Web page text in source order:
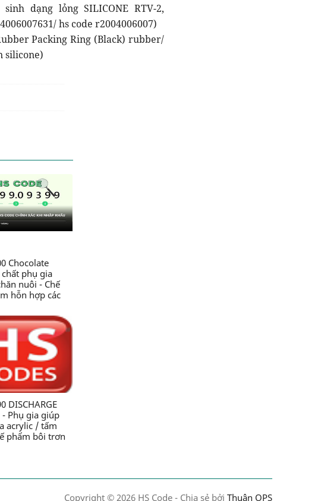
dạng lỏng SILICONE RTV-2,
hs code r2004006007)
Packing Ring (Black) rubber/
silicone)
Chocolate
phụ gia
nuôi - Chế
hỗn hợp các
bột, đóng
dùng trong
thức ăn chăn
ty TNHH NN &
nuôi Nguyên
DISCHARGE
- Phụ gia giúp
acrylic / tấm
phẩm bôi trơn
đi từ dẫn xuất
Copyright © 2026 HS Code - Chia sẻ bởi Thuận OPS